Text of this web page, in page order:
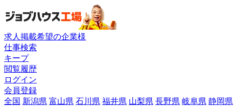
求人掲載希望の企業様
仕事検索
キープ
閲覧履歴
ログイン
会員登録
全国 新潟県 富山県 石川県 福井県 山梨県 長野県 岐阜県 静岡県